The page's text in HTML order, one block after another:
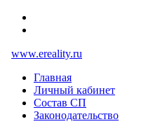
www.ereality.ru
Главная
Личный кабинет
Состав СП
Законодательство